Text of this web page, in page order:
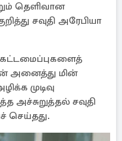
தெளிவான
சவுதி அரேபியா
அனைத்து மின்
முடிவு
அச்சுறுத்தல் சவுதி
செய்தது.